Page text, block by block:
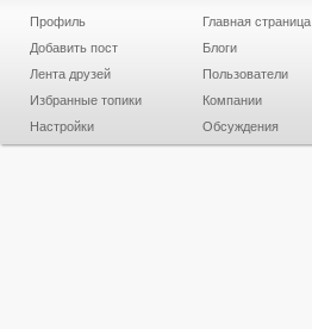
Профиль
Добавить пост
Лента друзей
Избранные топики
Настройки
Главная страница
Блоги
Пользователи
Компании
Обсуждения